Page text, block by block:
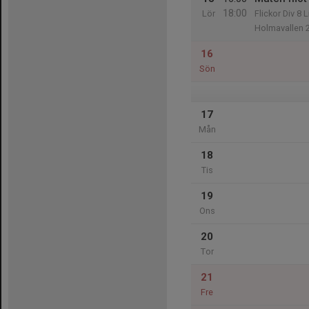
Lör
18:00
Flickor Div 8
Holmavallen 2
16
Sön
17
Mån
18
Tis
19
Ons
20
Tor
21
Fre